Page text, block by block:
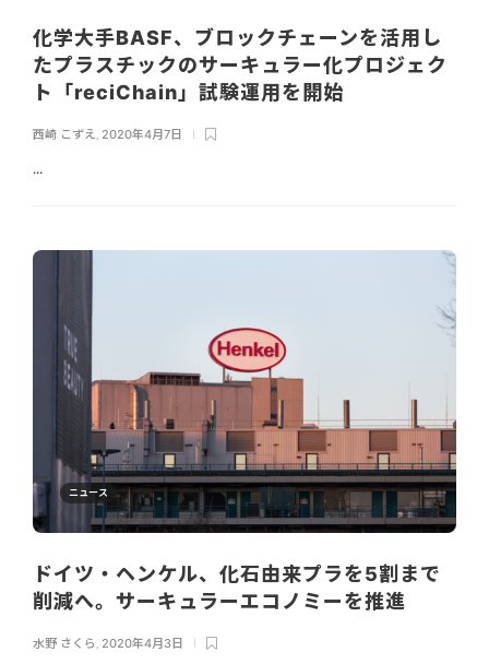
化学大手BASF、ブロックチェーンを活用し
たプラスチックのサーキュラー化プロジェク
ト「reciChain」試験運用を開始
西崎 こずえ 2020年4月7日
...
ニュース
ドイツ・ヘンケル、化石由来プラを5割まで
削減へ。サーキュラーエコノミーを推進
水野 さくら 2020年4月3日